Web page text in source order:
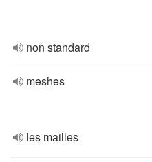
non standard
meshes
les mailles